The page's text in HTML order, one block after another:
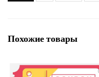
Похожие товары